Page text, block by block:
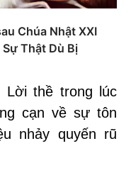
Chúa Nhật XXI
Thật Dù Bị
Lời thề trong lúc
cạn về sự tôn
nhảy quyến rũ